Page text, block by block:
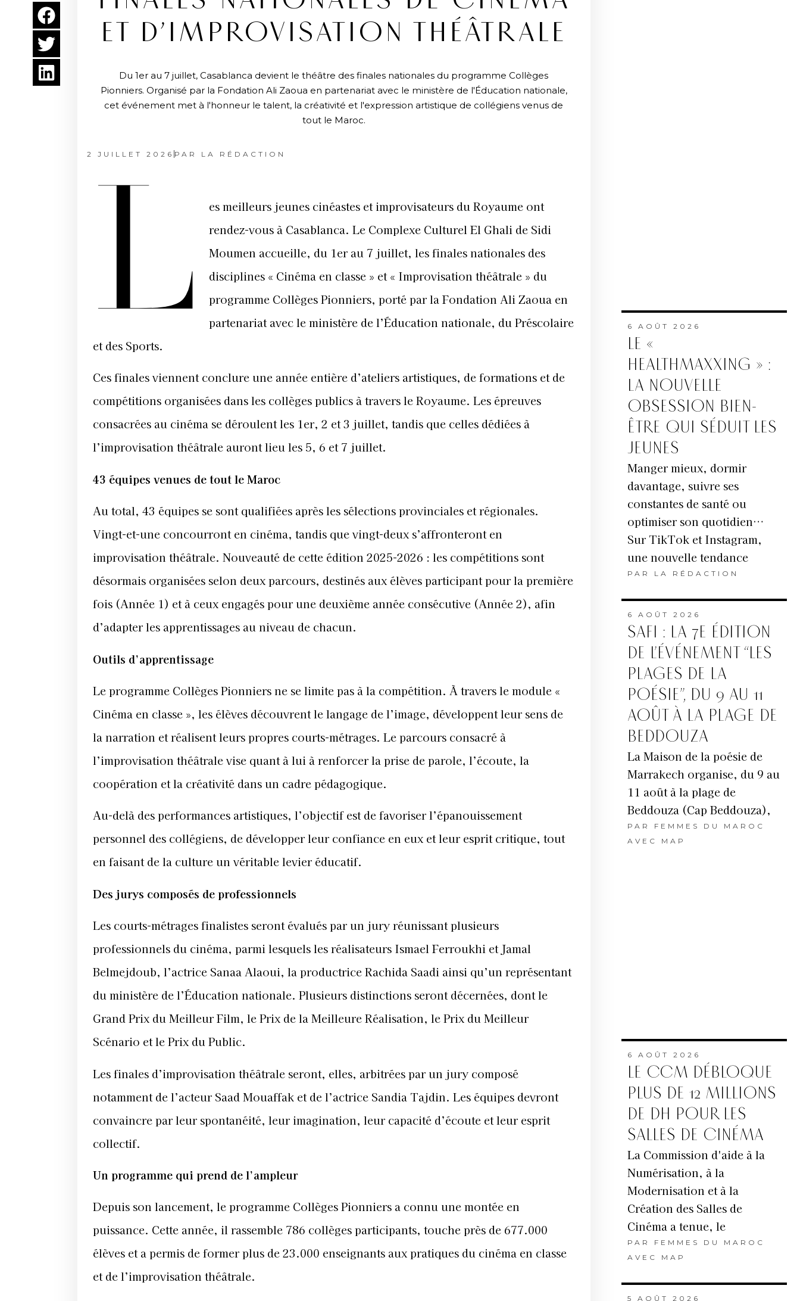
ET D’IMPROVISATION THÉÂTRALE
Du 1er au 7 juillet, Casablanca devient le théâtre des finales nationales du programme Collèges
Pionniers. Organisé par la Fondation Ali Zaoua en partenariat avec le ministère de l'Éducation nationale,
cet événement met à l'honneur le talent, la créativité et l'expression artistique de collégiens venus de
tout le Maroc.
2 JUILLET 2026 PAR LA RÉDACTION
L
es meilleurs jeunes cinéastes et improvisateurs du Royaume ont
rendez-vous à Casablanca. Le Complexe Culturel El Ghali de Sidi
Moumen accueille, du 1er au 7 juillet, les finales nationales des
disciplines « Cinéma en classe » et « Improvisation théâtrale » du
programme Collèges Pionniers, porté par la Fondation Ali Zaoua en
partenariat avec le ministère de l’Éducation nationale, du Préscolaire
et des Sports.
Ces finales viennent conclure une année entière d’ateliers artistiques, de formations et de
compétitions organisées dans les collèges publics à travers le Royaume. Les épreuves
consacrées au cinéma se déroulent les 1er, 2 et 3 juillet, tandis que celles dédiées à
l’improvisation théâtrale auront lieu les 5, 6 et 7 juillet.
43 équipes venues de tout le Maroc
Au total, 43 équipes se sont qualifiées après les sélections provinciales et régionales.
Vingt-et-une concourront en cinéma, tandis que vingt-deux s’affronteront en
improvisation théâtrale. Nouveauté de cette édition 2025-2026 : les compétitions sont
désormais organisées selon deux parcours, destinés aux élèves participant pour la première
fois (Année 1) et à ceux engagés pour une deuxième année consécutive (Année 2), afin
d’adapter les apprentissages au niveau de chacun.
Outils d’apprentissage
Le programme Collèges Pionniers ne se limite pas à la compétition. À travers le module «
Cinéma en classe », les élèves découvrent le langage de l’image, développent leur sens de
la narration et réalisent leurs propres courts-métrages. Le parcours consacré à
l’improvisation théâtrale vise quant à lui à renforcer la prise de parole, l’écoute, la
coopération et la créativité dans un cadre pédagogique.
Au-delà des performances artistiques, l’objectif est de favoriser l’épanouissement
personnel des collégiens, de développer leur confiance en eux et leur esprit critique, tout
en faisant de la culture un véritable levier éducatif.
Des jurys composés de professionnels
Les courts-métrages finalistes seront évalués par un jury réunissant plusieurs
professionnels du cinéma, parmi lesquels les réalisateurs Ismael Ferroukhi et Jamal
Belmejdoub, l’actrice Sanaa Alaoui, la productrice Rachida Saadi ainsi qu’un représentant
du ministère de l’Éducation nationale. Plusieurs distinctions seront décernées, dont le
Grand Prix du Meilleur Film, le Prix de la Meilleure Réalisation, le Prix du Meilleur
Scénario et le Prix du Public.
Les finales d’improvisation théâtrale seront, elles, arbitrées par un jury composé
notamment de l’acteur Saad Mouaffak et de l’actrice Sandia Tajdin. Les équipes devront
convaincre par leur spontanéité, leur imagination, leur capacité d’écoute et leur esprit
collectif.
Un programme qui prend de l’ampleur
Depuis son lancement, le programme Collèges Pionniers a connu une montée en
puissance. Cette année, il rassemble 786 collèges participants, touche près de 677.000
élèves et a permis de former plus de 23.000 enseignants aux pratiques du cinéma en classe
et de l’improvisation théâtrale.
6 AOÛT 2026
LE «
HEALTHMAXXING » :
LA NOUVELLE
OBSESSION BIEN-
ÊTRE QUI SÉDUIT LES
JEUNES
Manger mieux, dormir
davantage, suivre ses
constantes de santé ou
optimiser son quotidien…
Sur TikTok et Instagram,
une nouvelle tendance
PAR LA RÉDACTION
6 AOÛT 2026
SAFI : LA 7E ÉDITION
DE L’ÉVÉNEMENT “LES
PLAGES DE LA
POÉSIE”, DU 9 AU 11
AOÛT À LA PLAGE DE
BEDDOUZA
La Maison de la poésie de
Marrakech organise, du 9 au
11 août à la plage de
Beddouza (Cap Beddouza),
PAR FEMMES DU MAROC
AVEC MAP
6 AOÛT 2026
LE CCM DÉBLOQUE
PLUS DE 12 MILLIONS
DE DH POUR LES
SALLES DE CINÉMA
La Commission d'aide à la
Numérisation, à la
Modernisation et à la
Création des Salles de
Cinéma a tenue, le
PAR FEMMES DU MAROC
AVEC MAP
5 AOÛT 2026